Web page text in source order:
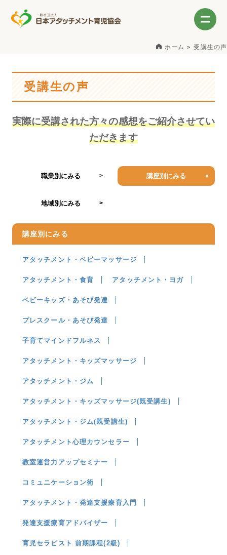
ホーム 受講生の声
受講生の声
実際に受講された方々の感想をご紹介させてい
ただきます
職業別にみる 講座別にみる
地域別にみる
講座別にみる
アタッチメント・ベビーマッサージ
アタッチメント・食育 アタッチメント・ヨガ
ベビーキッズ・あそび発達
プレスクール・あそび発達
子育てマインドフルネス
アタッチメント・キッズマッサージ
アタッチメント・ジム
アタッチメント・キッズマッサージ(既受講生)
アタッチメント・ジム(既受講生)
アタッチメント心理カウンセラー
教室運営力アップセミナー
コミュニケーション術
アタッチメント・発達支援療育入門
発達支援療育アドバイザー
育児セラピスト 前期課程(2級)